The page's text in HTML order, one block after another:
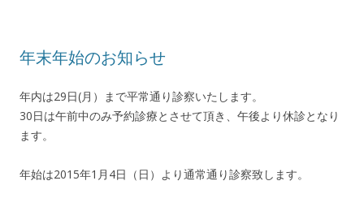
年末年始のお知らせ
年内は29日(月）まで平常通り診察いたします。
30日は午前中のみ予約診療とさせて頂き、午後より休診となり
ます。
年始は2015年1月4日（日）より通常通り診察致します。